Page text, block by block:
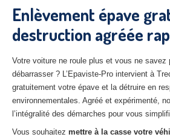
– Eure-et-Loir
27– Eure
– Aube
02 – Aisne
Tousles secteurs
CENTREVHU AGRÉE
Enlèvement épave
destruction agréée
Votre voiture ne roule plus et vous ne
débarrasser ? L’Epaviste-Pro intervient à
gratuitement votre épave et la détruire en
environnementales. Agréé et expérimenté,
l’intégralité des démarches pour vous
Vous souhaitez mettre à la casse votre